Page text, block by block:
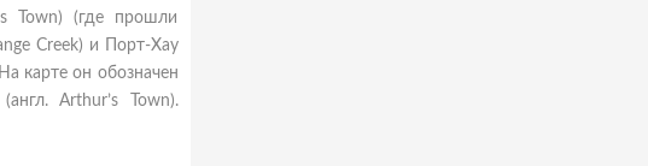
Town) (где прошли
Creek) и Порт-Хау
карте он обозначен
Arthur’s Town).